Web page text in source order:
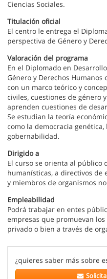
Ciencias Sociales.
Titulación oficial
El centro le entrega el
perspectiva de Género y
Valoración del programa
En el Diplomado en
Género y Derechos
con un marco teórico y
civiles, cuestiones de género
aprenden cuestiones de
Se estudian la teoría
como la democracia
gobernabilidad.
Dirigido a
El curso se orienta al público
humanísticas, a directivos de
y miembros de organismos
Empleabilidad
Podrá trabajar en entes
empresas que promuevan
privado o bien a través de
¿quieres saber más sobre